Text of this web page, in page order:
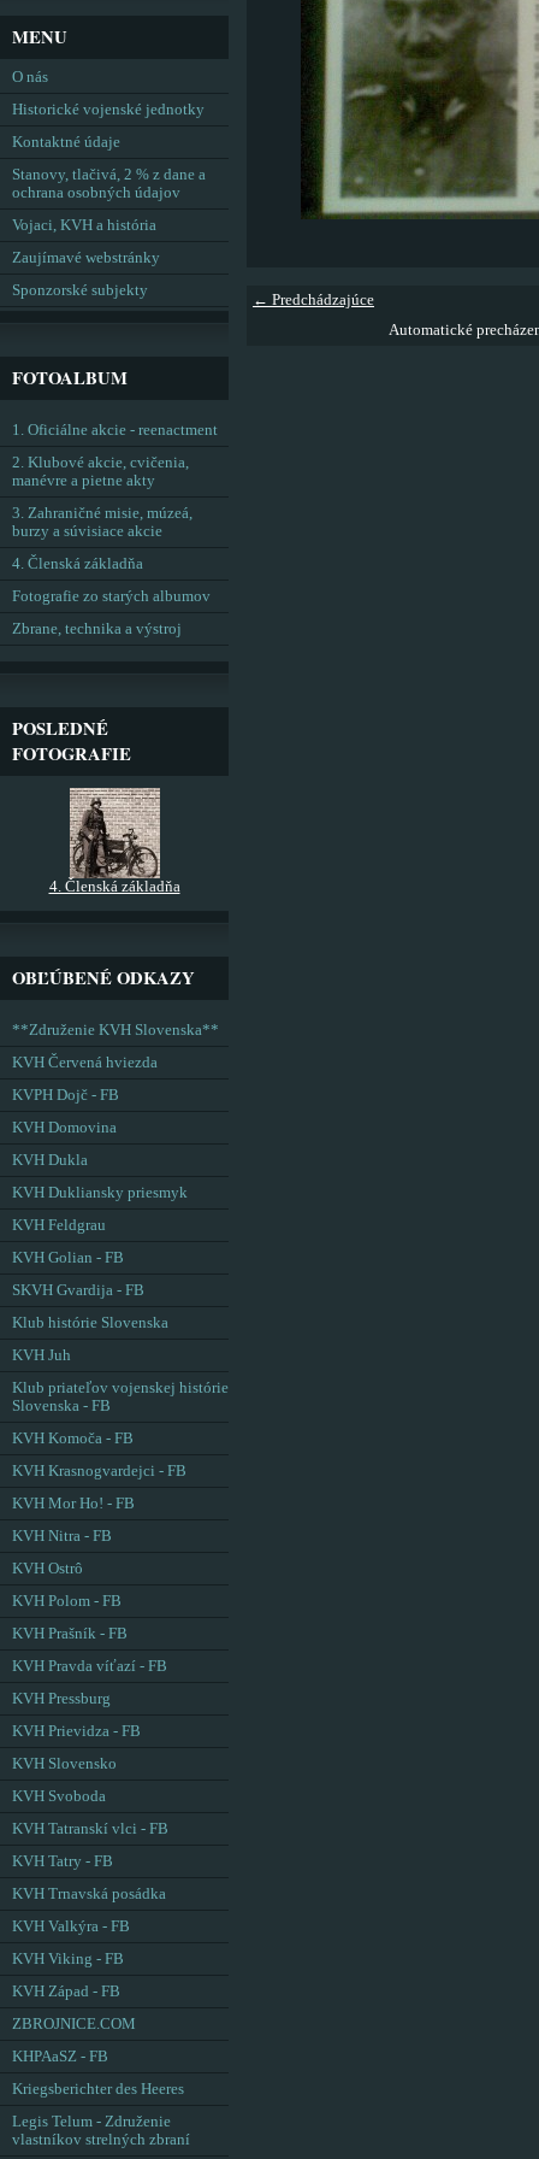
← Predchádzajúce
Automatické
MENU
O nás
Historické vojenské jednotky
Kontaktné údaje
Stanovy, tlačivá, 2 % z dane a
ochrana osobných údajov
Vojaci, KVH a história
Zaujímavé webstránky
Sponzorské subjekty
FOTOALBUM
1. Oficiálne akcie - reenactment
2. Klubové akcie, cvičenia,
manévre a pietne akty
3. Zahraničné misie, múzeá,
burzy a súvisiace akcie
4. Členská základňa
Fotografie zo starých albumov
Zbrane, technika a výstroj
POSLEDNÉ
FOTOGRAFIE
4. Členská základňa
OBĽÚBENÉ ODKAZY
**Združenie KVH Slovenska**
KVH Červená hviezda
KVPH Dojč - FB
KVH Domovina
KVH Dukla
KVH Dukliansky priesmyk
KVH Feldgrau
KVH Golian - FB
SKVH Gvardija - FB
Klub histórie Slovenska
KVH Juh
Klub priateľov vojenskej histórie
Slovenska - FB
KVH Komoča - FB
KVH Krasnogvardejci - FB
KVH Mor Ho! - FB
KVH Nitra - FB
KVH Ostrô
KVH Polom - FB
KVH Prašník - FB
KVH Pravda víťazí - FB
KVH Pressburg
KVH Prievidza - FB
KVH Slovensko
KVH Svoboda
KVH Tatranskí vlci - FB
KVH Tatry - FB
KVH Trnavská posádka
KVH Valkýra - FB
KVH Viking - FB
KVH Západ - FB
ZBROJNICE.COM
KHPAaSZ - FB
Kriegsberichter des Heeres
Legis Telum - Združenie
vlastníkov strelných zbraní